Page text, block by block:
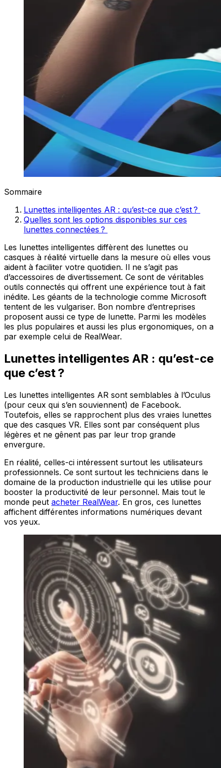
Sommaire
Lunettes intelligentes AR : qu’est-ce que c’est ?
Quelles sont les options disponibles sur ces
lunettes connectées ?
Les lunettes intelligentes diffèrent des lunettes ou
casques à réalité virtuelle dans la mesure où elles vous
aident à faciliter votre quotidien. Il ne s’agit pas
d’accessoires de divertissement. Ce sont de véritables
outils connectés qui offrent une expérience tout à fait
inédite. Les géants de la technologie comme Microsoft
tentent de les vulgariser. Bon nombre d’entreprises
proposent aussi ce type de lunette. Parmi les modèles
les plus populaires et aussi les plus ergonomiques, on a
par exemple celui de RealWear.
Lunettes intelligentes AR : qu’est-ce
que c’est ?
Les lunettes intelligentes AR sont semblables à l’Oculus
(pour ceux qui s’en souviennent) de Facebook.
Toutefois, elles se rapprochent plus des vraies lunettes
que des casques VR. Elles sont par conséquent plus
légères et ne gênent pas par leur trop grande
envergure.
En réalité, celles-ci intéressent surtout les utilisateurs
professionnels. Ce sont surtout les techniciens dans le
domaine de la production industrielle qui les utilise pour
booster la productivité de leur personnel. Mais tout le
monde peut acheter RealWear. En gros, ces lunettes
affichent différentes informations numériques devant
vos yeux.